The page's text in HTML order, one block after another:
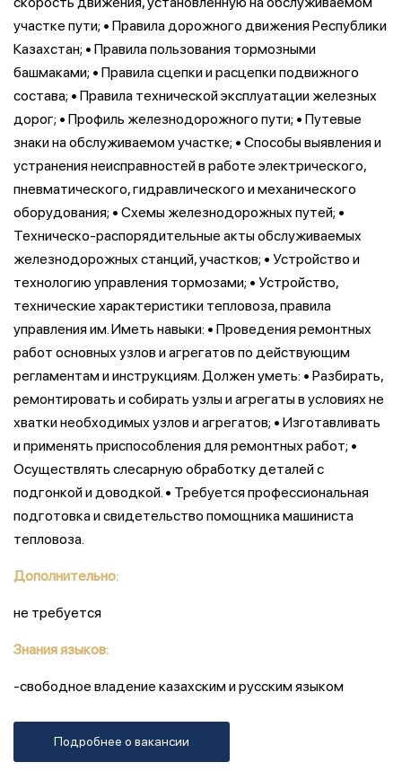
участке пути; • Правила дорожного движения Республики
Казахстан; • Правила пользования тормозными
башмаками; • Правила сцепки и расцепки подвижного
состава; • Правила технической эксплуатации железных
дорог; • Профиль железнодорожного пути; • Путевые
знаки на обслуживаемом участке; • Способы выявления и
устранения неисправностей в работе электрического,
пневматического, гидравлического и механического
оборудования; • Схемы железнодорожных путей; •
Техническо-распорядительные акты обслуживаемых
железнодорожных станций, участков; • Устройство и
технологию управления тормозами; • Устройство,
технические характеристики тепловоза, правила
управления им. Иметь навыки: • Проведения ремонтных
работ основных узлов и агрегатов по действующим
регламентам и инструкциям. Должен уметь: • Разбирать,
ремонтировать и собирать узлы и агрегаты в условиях не
хватки необходимых узлов и агрегатов; • Изготавливать
и применять приспособления для ремонтных работ; •
Осуществлять слесарную обработку деталей с
подгонкой и доводкой. • Требуется профессиональная
подготовка и свидетельство помощника машиниста
тепловоза.
Дополнительно:
не требуется
Знания языков:
-свободное владение казахским и русским языком
Подробнее о вакансии